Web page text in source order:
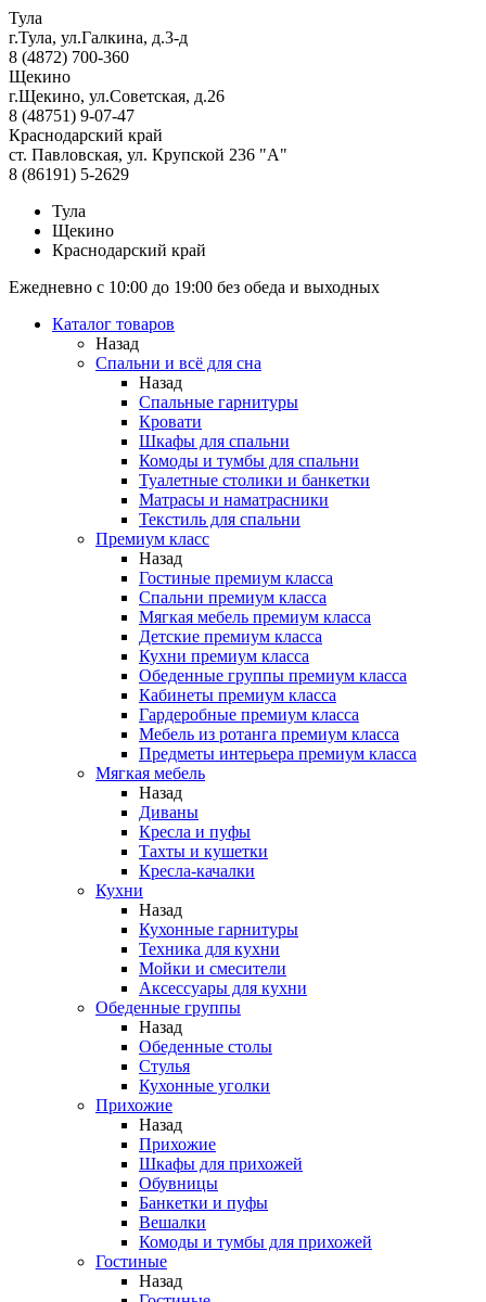
Тула
г.Тула, ул.Галкина, д.3-д
8 (4872) 700-360
Щекино
г.Щекино, ул.Советская, д.26
8 (48751) 9-07-47
Краснодарский край
ст. Павловская, ул. Крупской 236 "А"
8 (86191) 5-2629
Тула
Щекино
Краснодарский край
Ежедневно с 10:00 до 19:00 без обеда и выходных
Каталог товаров
Назад
Спальни и всё для сна
Назад
Спальные гарнитуры
Кровати
Шкафы для спальни
Комоды и тумбы для спальни
Туалетные столики и банкетки
Матрасы и наматрасники
Текстиль для спальни
Премиум класс
Назад
Гостиные премиум класса
Спальни премиум класса
Мягкая мебель премиум класса
Детские премиум класса
Кухни премиум класса
Обеденные группы премиум класса
Кабинеты премиум класса
Гардеробные премиум класса
Мебель из ротанга премиум класса
Предметы интерьера премиум класса
Мягкая мебель
Назад
Диваны
Кресла и пуфы
Тахты и кушетки
Кресла-качалки
Кухни
Назад
Кухонные гарнитуры
Техника для кухни
Мойки и смесители
Аксессуары для кухни
Обеденные группы
Назад
Обеденные столы
Стулья
Кухонные уголки
Прихожие
Назад
Прихожие
Шкафы для прихожей
Обувницы
Банкетки и пуфы
Вешалки
Комоды и тумбы для прихожей
Гостиные
Назад